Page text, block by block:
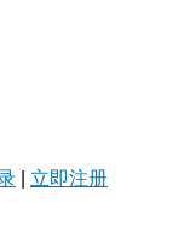
立即注册